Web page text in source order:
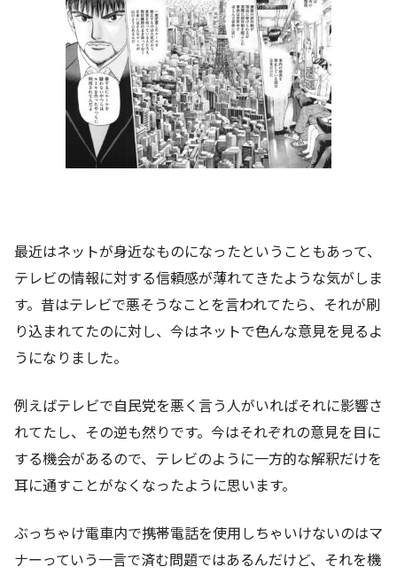
最近はネットが身近なものになったということもあって、
テレビの情報に対する信頼感が薄れてきたような気がしま
す。昔はテレビで悪そうなことを言われてたら、それが刷
り込まれてたのに対し、今はネットで色んな意見を見るよ
うになりました。
例えばテレビで自民党を悪く言う人がいればそれに影響さ
れてたし、その逆も然りです。今はそれぞれの意見を目に
する機会があるので、テレビのように一方的な解釈だけを
耳に通すことがなくなったように思います。
ぶっちゃけ電車内で携帯電話を使用しちゃいけないのはマ
ナーっていう一言で済む問題ではあるんだけど、それを機